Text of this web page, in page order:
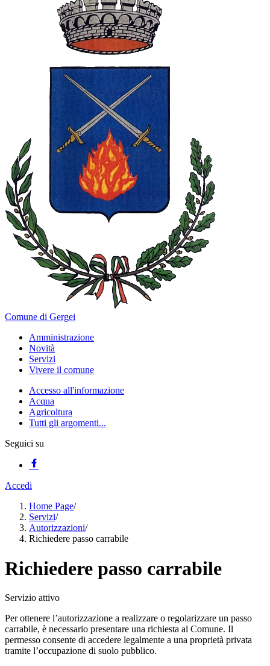
Comune di Gergei
Amministrazione
Novità
Servizi
Vivere il comune
Accesso all'informazione
Acqua
Agricoltura
Tutti gli argomenti...
Seguici su
Accedi
Home Page/
Servizi/
Autorizzazioni/
Richiedere passo carrabile
Richiedere passo carrabile
Servizio attivo
Per ottenere l’autorizzazione a realizzare o regolarizzare un passo
carrabile, è necessario presentare una richiesta al Comune. Il
permesso consente di accedere legalmente a una proprietà privata
tramite l’occupazione di suolo pubblico.